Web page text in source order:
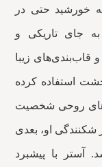
خورشید حتی در
جای تاریکی و
قاب‌بندی‌های زیبا
استفاده کرده
روحی شخصیت
او، بعدی
آستر با پیشبرد